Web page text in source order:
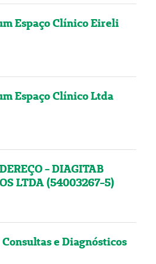
Espaço Clínico Eireli
Espaço Clínico Ltda
- DIAGITAB
LTDA (54003267-5)
e Diagnósticos